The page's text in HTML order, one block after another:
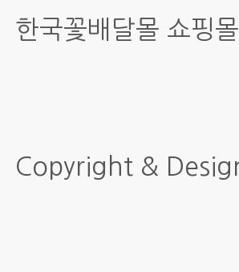
한국꽃배달몰 쇼핑
Copyright &